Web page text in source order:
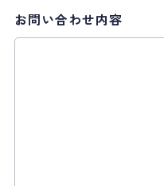
お問い合わせ内容